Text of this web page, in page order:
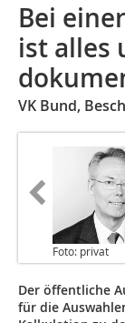
Bei
ist alles
VK Bund,
Foto: privat
Der öffentliche
für die